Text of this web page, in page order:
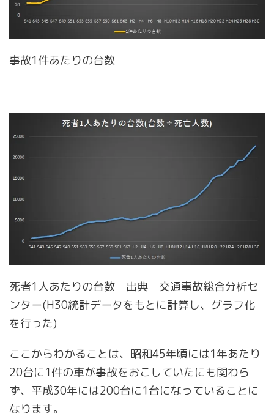
事故1件あたりの台数
死者1人あたりの台数 出典 交通事故総合分析セ
ンター(H30統計データをもとに計算し、グラフ化
を行った)
ここからわかることは、昭和45年頃には1年あたり
20台に1件の車が事故をおこしていたにも関わら
ず、平成30年には200台に1台になっていることに
なります。